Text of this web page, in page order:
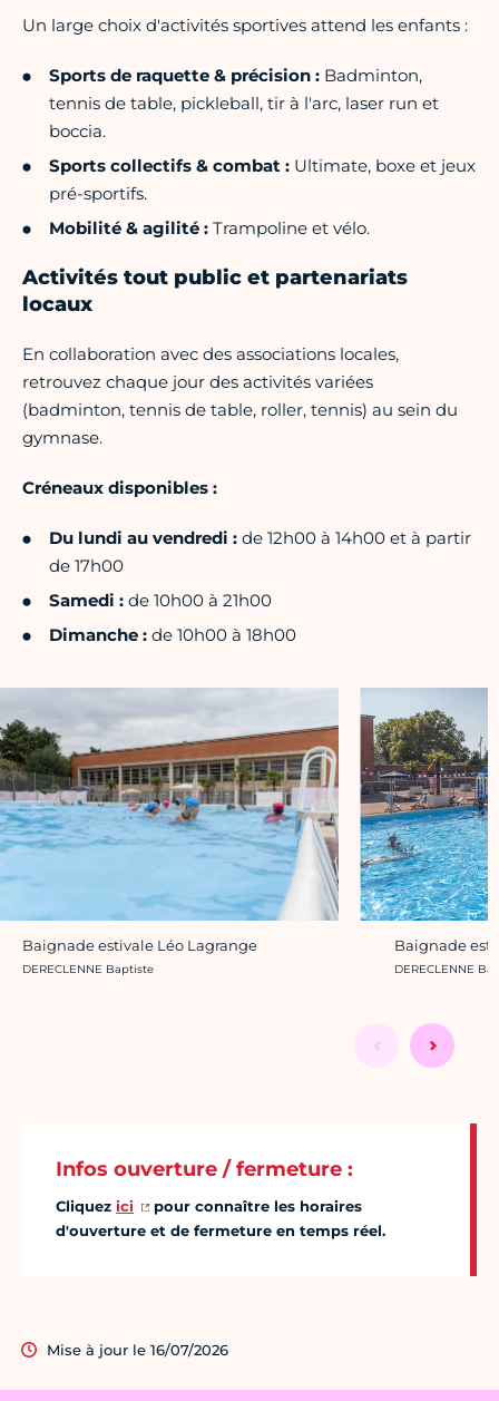
Un large choix d'activités sportives attend les enfants :
Sports de raquette & précision : Badminton,
tennis de table, pickleball, tir à l'arc, laser run et
boccia.
Sports collectifs & combat : Ultimate, boxe et jeux
pré-sportifs.
Mobilité & agilité : Trampoline et vélo.
Activités tout public et partenariats
locaux
En collaboration avec des associations locales,
retrouvez chaque jour des activités variées
(badminton, tennis de table, roller, tennis) au sein du
gymnase.
Créneaux disponibles :
Du lundi au vendredi : de 12h00 à 14h00 et à partir
de 17h00
Samedi : de 10h00 à 21h00
Dimanche : de 10h00 à 18h00
Baignade estivale Léo Lagrange
Crédit photo :
DERECLENNE Baptiste
Baignade
Crédit photo :
DERECLENNE
Infos ouverture / fermeture :
Cliquez ici
pour connaître les horaires
d'ouverture et de fermeture en temps réel.
Mise à jour le 16/07/2026